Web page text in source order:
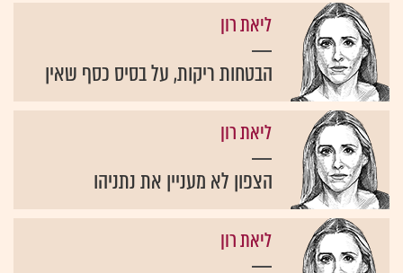
ליאת רון
הבטחות ריקות, על בסיס כסף שאין
ליאת רון
הצפון לא מעניין את נתניהו
ליאת רון